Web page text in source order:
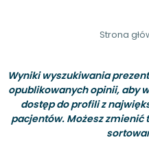
Strona
Wyniki wyszukiwania
opublikowanych opinii, aby
dostęp do profili z
pacjentów. Możesz zmienić